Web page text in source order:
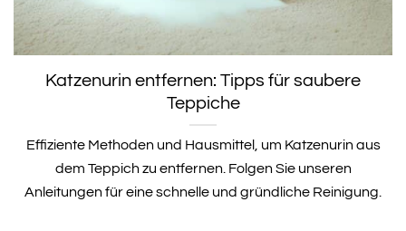
Katzenurin entfernen: Tipps für saubere
Teppiche
Effiziente Methoden und Hausmittel, um Katzenurin aus
dem Teppich zu entfernen. Folgen Sie unseren
Anleitungen für eine schnelle und gründliche Reinigung.